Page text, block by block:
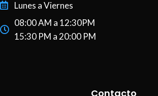
Lunes a Viernes
08:00 AM a 12:30PM
15:30 PM a 20:00 PM
Contacto